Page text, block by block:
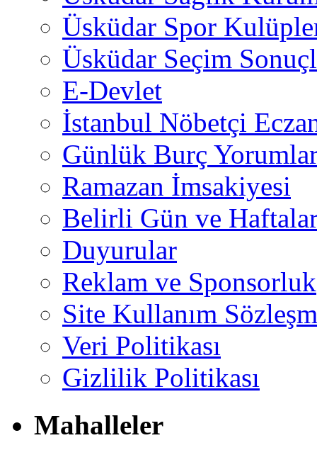
Üsküdar Spor
Üsküdar Seçim
E-Devlet
İstanbul Nöbetçi
Günlük Burç
Ramazan İmsakiyesi
Belirli Gün ve
Duyurular
Reklam ve Sponsorluk
Site Kullanım
Veri Politikası
Gizlilik Politikası
Mahalleler